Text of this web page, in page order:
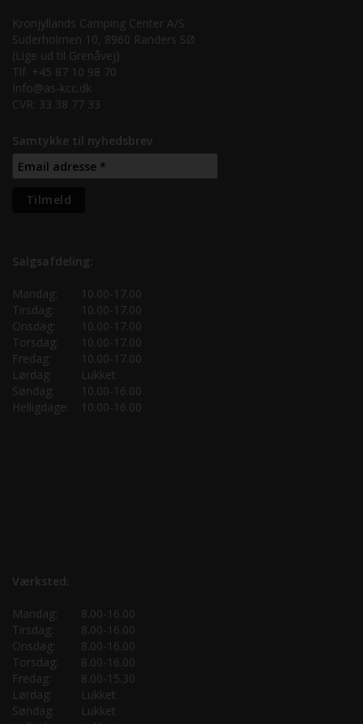
Kronjyllands Camping Center A/S
Suderholmen 10, 8960 Randers SØ
(Lige ud til Grenåvej)
Tlf. +45 87 10 98 70
Info@as-kcc.dk
CVR: 33 38 77 33
Samtykke til nyhedsbrev
Salgsafdeling:
Mandag:
10.00-17.00
Tirsdag:
10.00-17.00
Onsdag:
10.00-17.00
Torsdag:
10.00-17.00
Fredag:
10.00-17.00
Lørdag:
Lukket
Søndag:
10.00-16.00
Helligdage:
10.00-16.00
Værksted:
Mandag:
8.00-16.00
Tirsdag:
8.00-16.00
Onsdag:
8.00-16.00
Torsdag:
8.00-16.00
Fredag:
8.00-15.30
Lørdag:
Lukket
Søndag:
Lukket